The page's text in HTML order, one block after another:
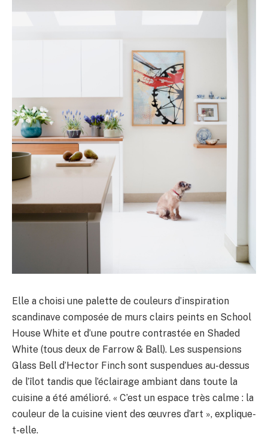
Elle a choisi une palette de couleurs d’inspiration
scandinave composée de murs clairs peints en School
House White et d’une poutre contrastée en Shaded
White (tous deux de Farrow & Ball). Les suspensions
Glass Bell d’Hector Finch sont suspendues au-dessus
de l’îlot tandis que l’éclairage ambiant dans toute la
cuisine a été amélioré. « C’est un espace très calme : la
couleur de la cuisine vient des œuvres d’art », explique-
t-elle.